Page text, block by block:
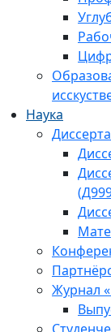
Наука
Журнал